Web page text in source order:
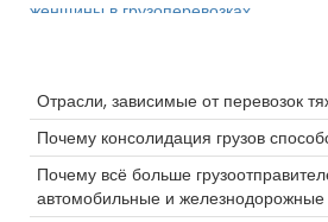
женщины в грузоперевозках
Советы
Планшетный
Тепло
3PL
Выделите
Отрасли, зависимые от перевозок
Почему консолидация грузов
Почему всё больше
автомобильные и железнодорожные